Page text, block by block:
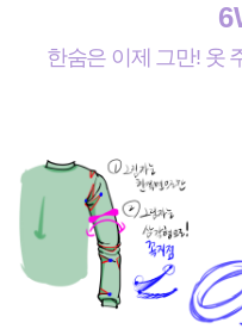
한숨은 이제 그만! 옷